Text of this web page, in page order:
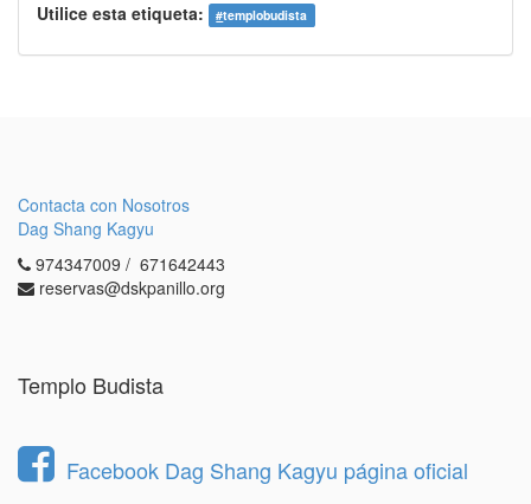
Utilice esta etiqueta: #templobudista
Contacta con Nosotros
Dag Shang Kagyu
974347009 / 671642443
reservas@dskpanillo.org
Templo Budista
Facebook Dag Shang Kagyu página oficial